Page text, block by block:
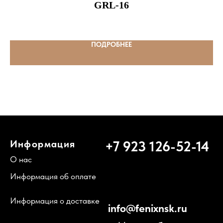
GRL-16
ПОДРОБНЕЕ